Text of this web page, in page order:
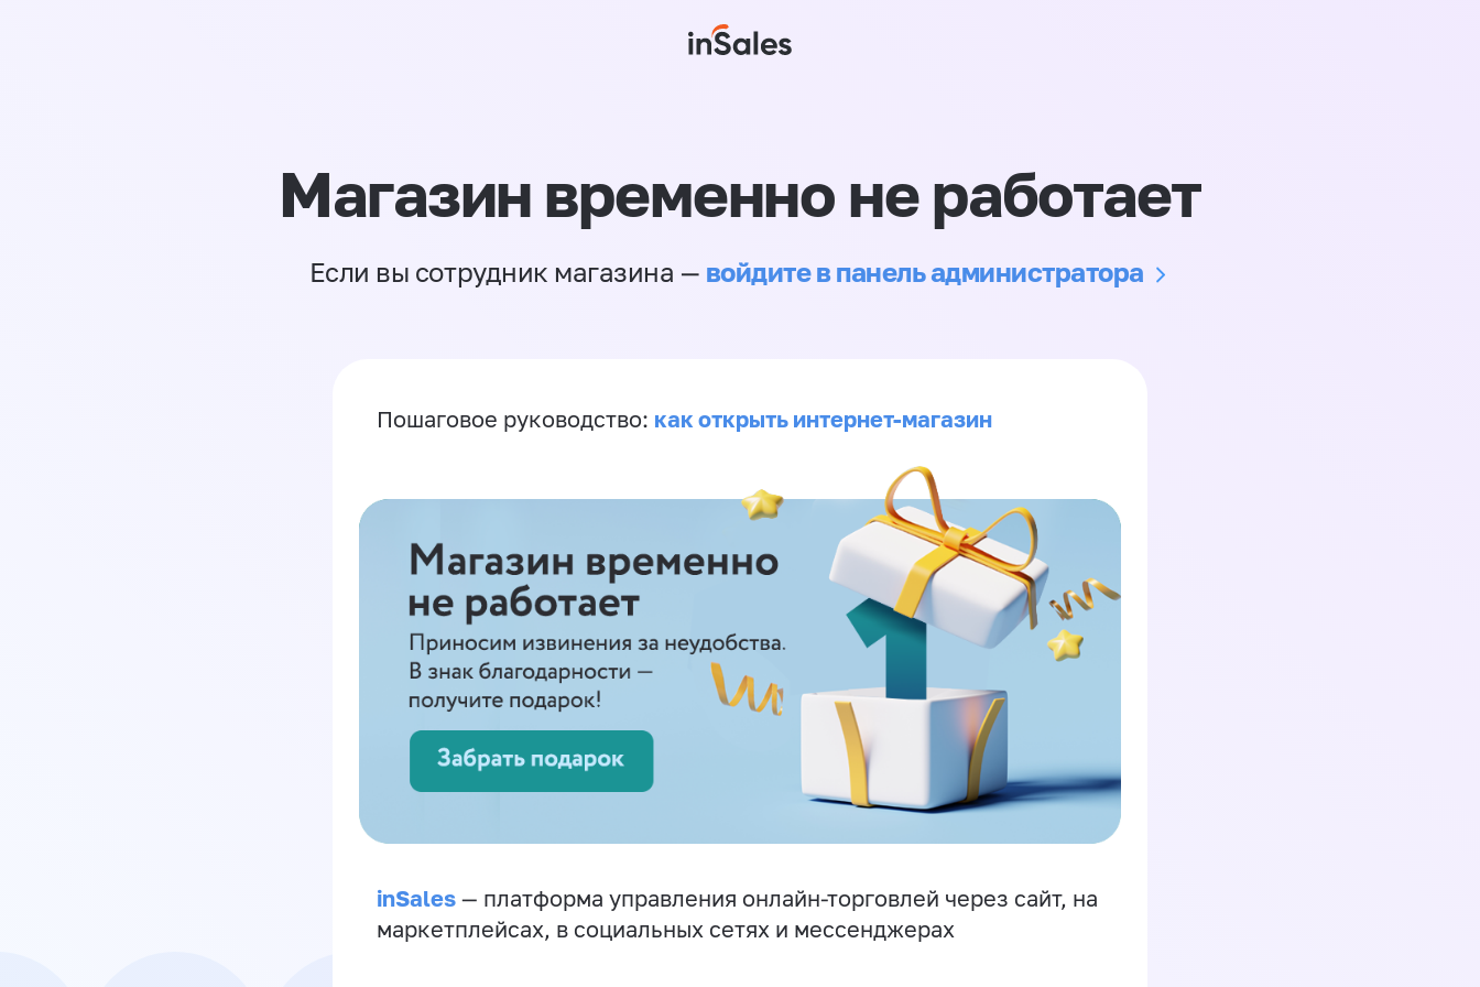
Магазин временно не работает
Если вы сотрудник магазина — войдите в панель администратора
Пошаговое руководство: как открыть интернет-магазин
inSales — платформа управления онлайн-торговлей через сайт, на
маркетплейсах, в социальных сетях и мессенджерах